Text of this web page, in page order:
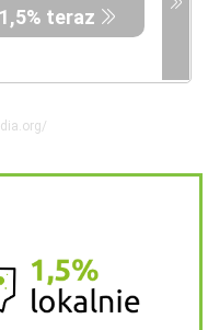
1,5% teraz